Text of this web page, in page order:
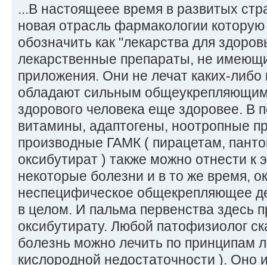
...В настоящеее время в развитых
новая отрасль фармакологии
обозначить как "лекарства для
лекарственные препараты, не
приложения. Они не лечат каких-либо
обладают сильным
здорового человека еще здоровее. В
витамины, адаптогены, ноотропные
производные ГАМК ( пирацетам,
оксибутират ) также можно отнести к
некоторые болезни и в то же время,
неспецифическое общекрепляющее
в целом. И пальма первенства здесь
оксибутирату. Любой патофизиолог
болезнь можно лечить по принципам
кислородной недостаточности ). Оно